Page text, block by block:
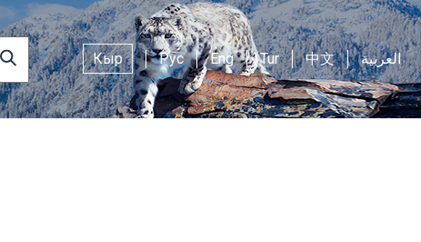
Кыр Рус Eng Tur 中文 العربية